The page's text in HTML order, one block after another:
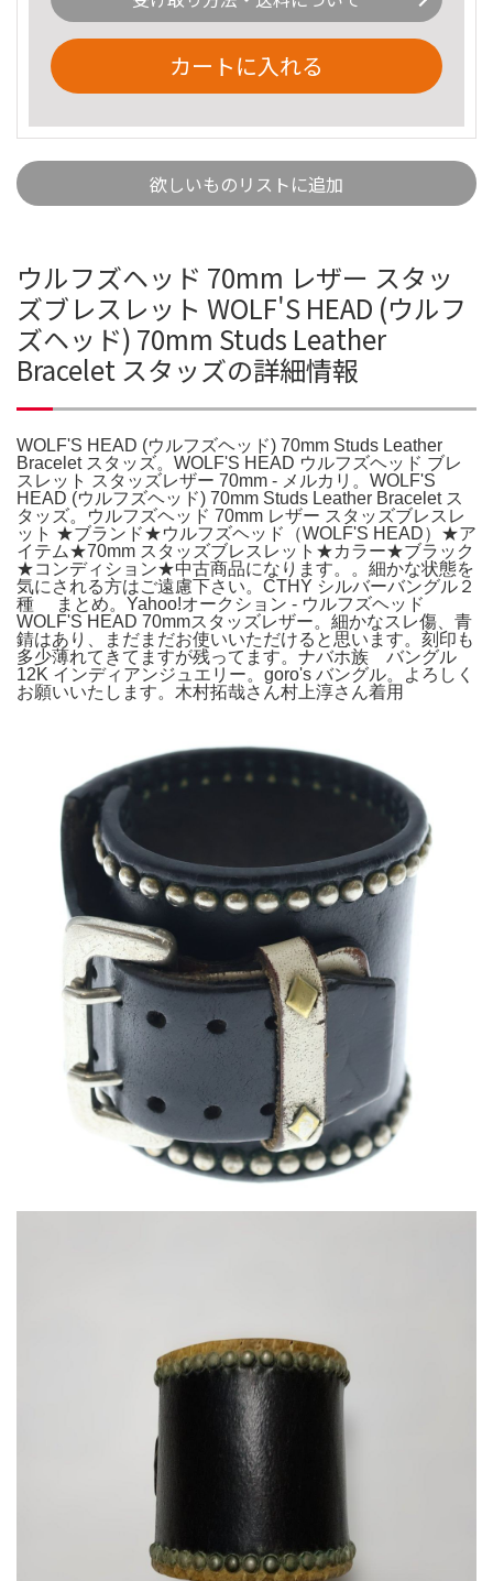
カートに入れる
欲しいものリストに追加
ウルフズヘッド 70mm レザー スタッ
ズブレスレット WOLF'S HEAD (ウルフ
ズヘッド) 70mm Studs Leather
Bracelet スタッズの詳細情報
WOLF'S HEAD (ウルフズヘッド) 70mm Studs Leather
Bracelet スタッズ。WOLF'S HEAD ウルフズヘッド ブレ
スレット スタッズレザー 70mm - メルカリ。WOLF'S
HEAD (ウルフズヘッド) 70mm Studs Leather Bracelet ス
タッズ。ウルフズヘッド 70mm レザー スタッズブレスレ
ット ★ブランド★ウルフズヘッド（WOLF'S HEAD）★ア
イテム★70mm スタッズブレスレット★カラー★ブラック
★コンディション★中古商品になります。。細かな状態を
気にされる方はご遠慮下さい。CTHY シルバーバングル２
種 まとめ。Yahoo!オークション - ウルフズヘッド
WOLF'S HEAD 70mmスタッズレザー。細かなスレ傷、青
錆はあり、まだまだお使いいただけると思います。刻印も
多少薄れてきてますが残ってます。ナバホ族 バングル
12K インディアンジュエリー。goro's バングル。よろしく
お願いいたします。木村拓哉さん村上淳さん着用